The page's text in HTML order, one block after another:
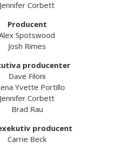
Jennifer Corbett
Producent
Spotswood
Josh Rimes
producenter
Dave Filoni
Yvette Portillo
Jennifer Corbett
Brad Rau
producent
Carrie Beck